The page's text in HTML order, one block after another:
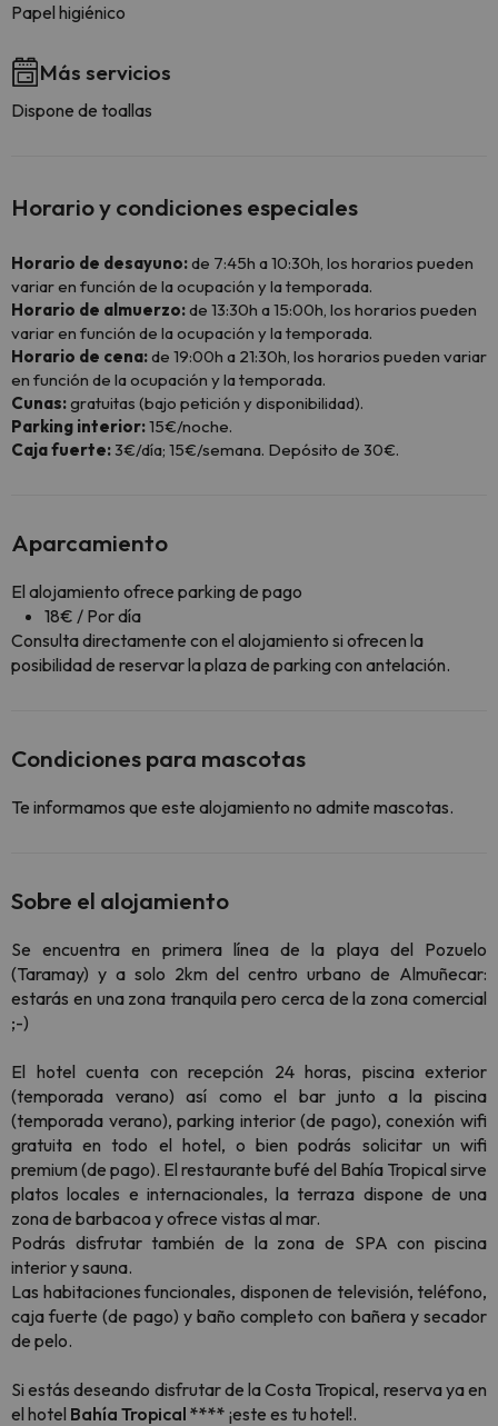
Papel higiénico
Más servicios
Dispone de toallas
Horario y condiciones especiales
Horario de desayuno:de 7:45h a 10:30h, los horarios pueden
variar en función de la ocupación y la temporada.
Horario de almuerzo:de 13:30h a 15:00h, los horarios pueden
variar en función de la ocupación y la temporada.
Horario de cena:de 19:00h a 21:30h, los horarios pueden variar
en función de la ocupación y la temporada.
Cunas:gratuitas (bajo petición y disponibilidad).
Parking interior:15€/noche.
Caja fuerte:3€/día; 15€/semana. Depósito de 30€.
Aparcamiento
El alojamiento ofrece parking de pago
18€ / Por día
Consulta directamente con el alojamiento si ofrecen la
posibilidad de reservar la plaza de parking con antelación.
Condiciones para mascotas
Te informamos que este alojamiento no admite mascotas.
Sobre el alojamiento
Se encuentra en primera línea de la playa del Pozuelo
(Taramay) y a solo 2km del centro urbano de Almuñecar:
estarás en una zona tranquila pero cerca de la zona comercial
;-)
El hotel cuenta con recepción 24 horas, piscina exterior
(temporada verano) así como el bar junto a la piscina
(temporada verano), parking interior (de pago), conexión wifi
gratuita en todo el hotel, o bien podrás solicitar un wifi
premium (de pago). El restaurante bufé del Bahía Tropical sirve
platos locales e internacionales, la terraza dispone de una
zona de barbacoa y ofrece vistas al mar.
Podrás disfrutar también de la zona de SPA con piscina
interior y sauna.
Las habitaciones funcionales, disponen de televisión, teléfono,
caja fuerte (de pago) y baño completo con bañera y secador
de pelo.
Si estás deseando disfrutar de la Costa Tropical, reserva ya en
el hotel Bahía Tropical **** ¡este es tu hotel!.